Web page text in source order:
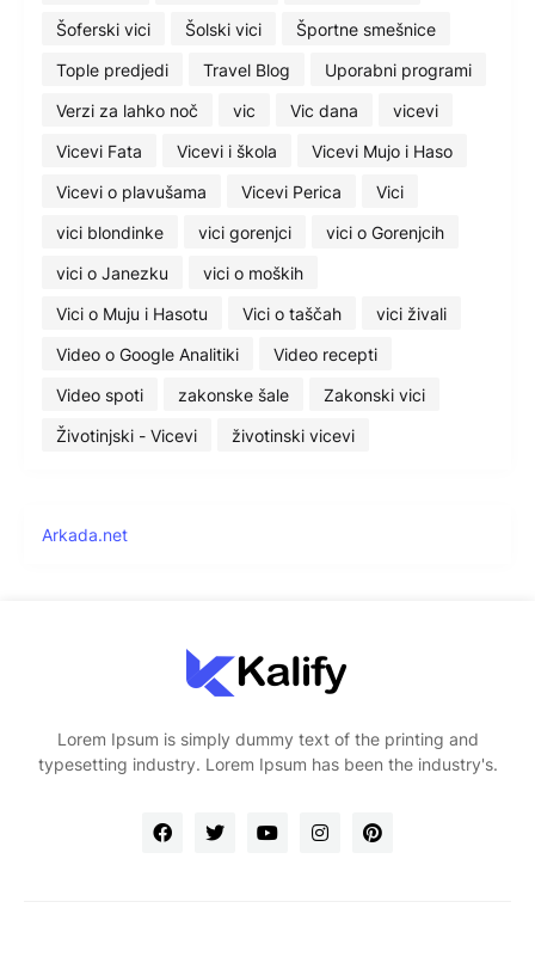
Šoferski vici
Šolski vici
Športne smešnice
Tople predjedi
Travel Blog
Uporabni programi
Verzi za lahko noč
vic Vic dana
vicevi
Vicevi Fata
Vicevi i škola
Vicevi Mujo i Haso
Vicevi o plavušama
Vicevi Perica
Vici
vici blondinke
vici gorenjci
vici o Gorenjcih
vici o Janezku
vici o moških
Vici o Muju i Hasotu
Vici o taščah
vici živali
Video o Google Analitiki
Video recepti
Video spoti
zakonske šale
Zakonski vici
Životinjski - Vicevi
životinski vicevi
Arkada.net
Lorem Ipsum is simply dummy text of the printing and
typesetting industry. Lorem Ipsum has been the industry's.